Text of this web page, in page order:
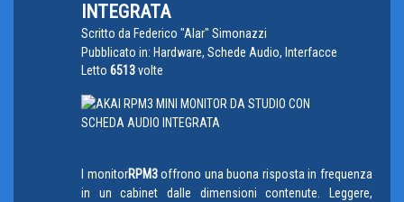
INTEGRATA
Scritto da Federico "Alar" Simonazzi
Pubblicato in: Hardware, Schede Audio, Interfacce
Letto 6513volte
I monitorRPM3offrono una buona risposta in frequenza
in un cabinet dalle dimensioni contenute. Leggere,